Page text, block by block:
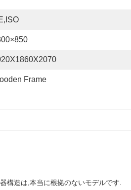
Frame
構造は,本当に根拠のないモデルです.